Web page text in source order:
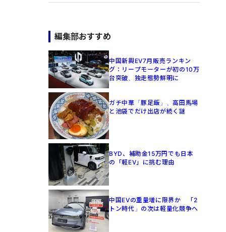
編集部おすすめ
中国新興EV7月販売ランキン
グ：リープモーターが初の10万
台突破、独走態勢鮮明に
ガチ中華「豚足飯」、高田馬場
と池袋でだけ出店が続く謎
BYD、補助金15万円でも日本
の「軽EV」に挑む理由
中国EVの重量増に限界か 「2
トン時代」の次は軽量化競争へ